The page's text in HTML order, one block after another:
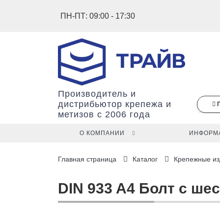
ПН-ПТ: 09:00 - 17:30
Производитель и
дистрибьютор крепежа и
метизов с 2006 года
О КОМПАНИИ
Главная страница Каталог Крепежные
DIN 933 A4 Болт с